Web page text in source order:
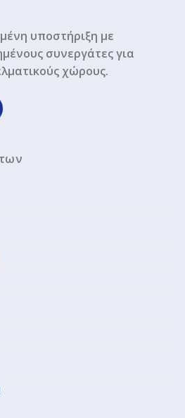
υποστήριξη με
συνεργάτες για
χώρους.